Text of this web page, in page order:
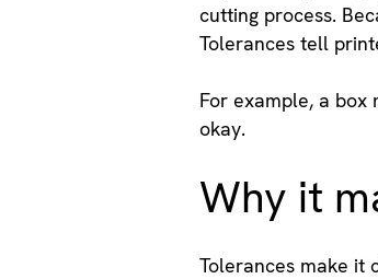
cutting process.
Tolerances tell
For example, a
okay.
Why it
Tolerances make it